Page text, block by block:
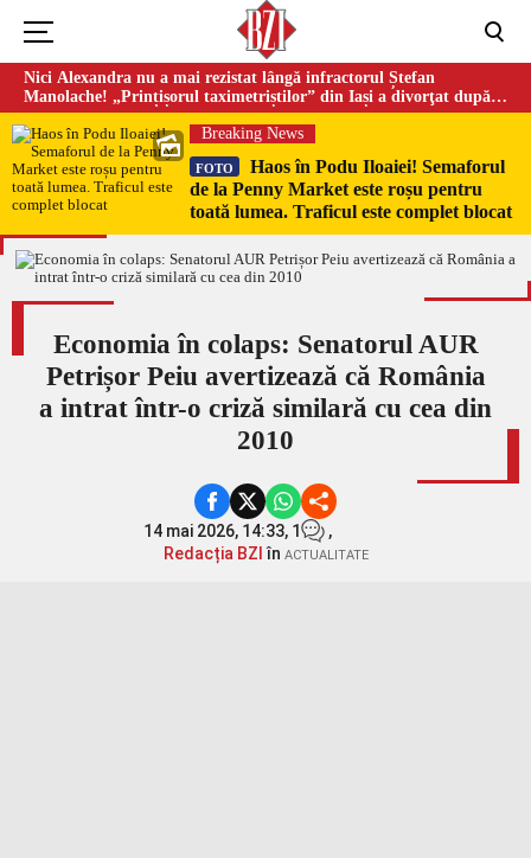
Nici Alexandra nu a mai rezistat lângă infractorul Ștefan
Manolache! „Prințișorul taximetriștilor” din Iași a divorţat după
doi ani de căsnicie
Breaking News
FOTO
Haos în Podu Iloaiei! Semaforul
de la Penny Market este roșu pentru
toată lumea. Traficul este complet blocat
Economia în colaps: Senatorul AUR
Petrișor Peiu avertizează că România
a intrat într-o criză similară cu cea din
2010
14 mai 2026, 14:33, 1
,
Redacția BZI în ACTUALITATE